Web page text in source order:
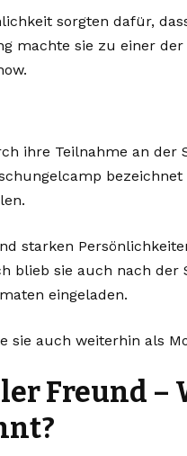
sorgten dafür,
machte sie zu einer
ihre Teilnahme an der
starken
blieb sie auch nach der
eingeladen.
sie auch weiterhin als
Freund –